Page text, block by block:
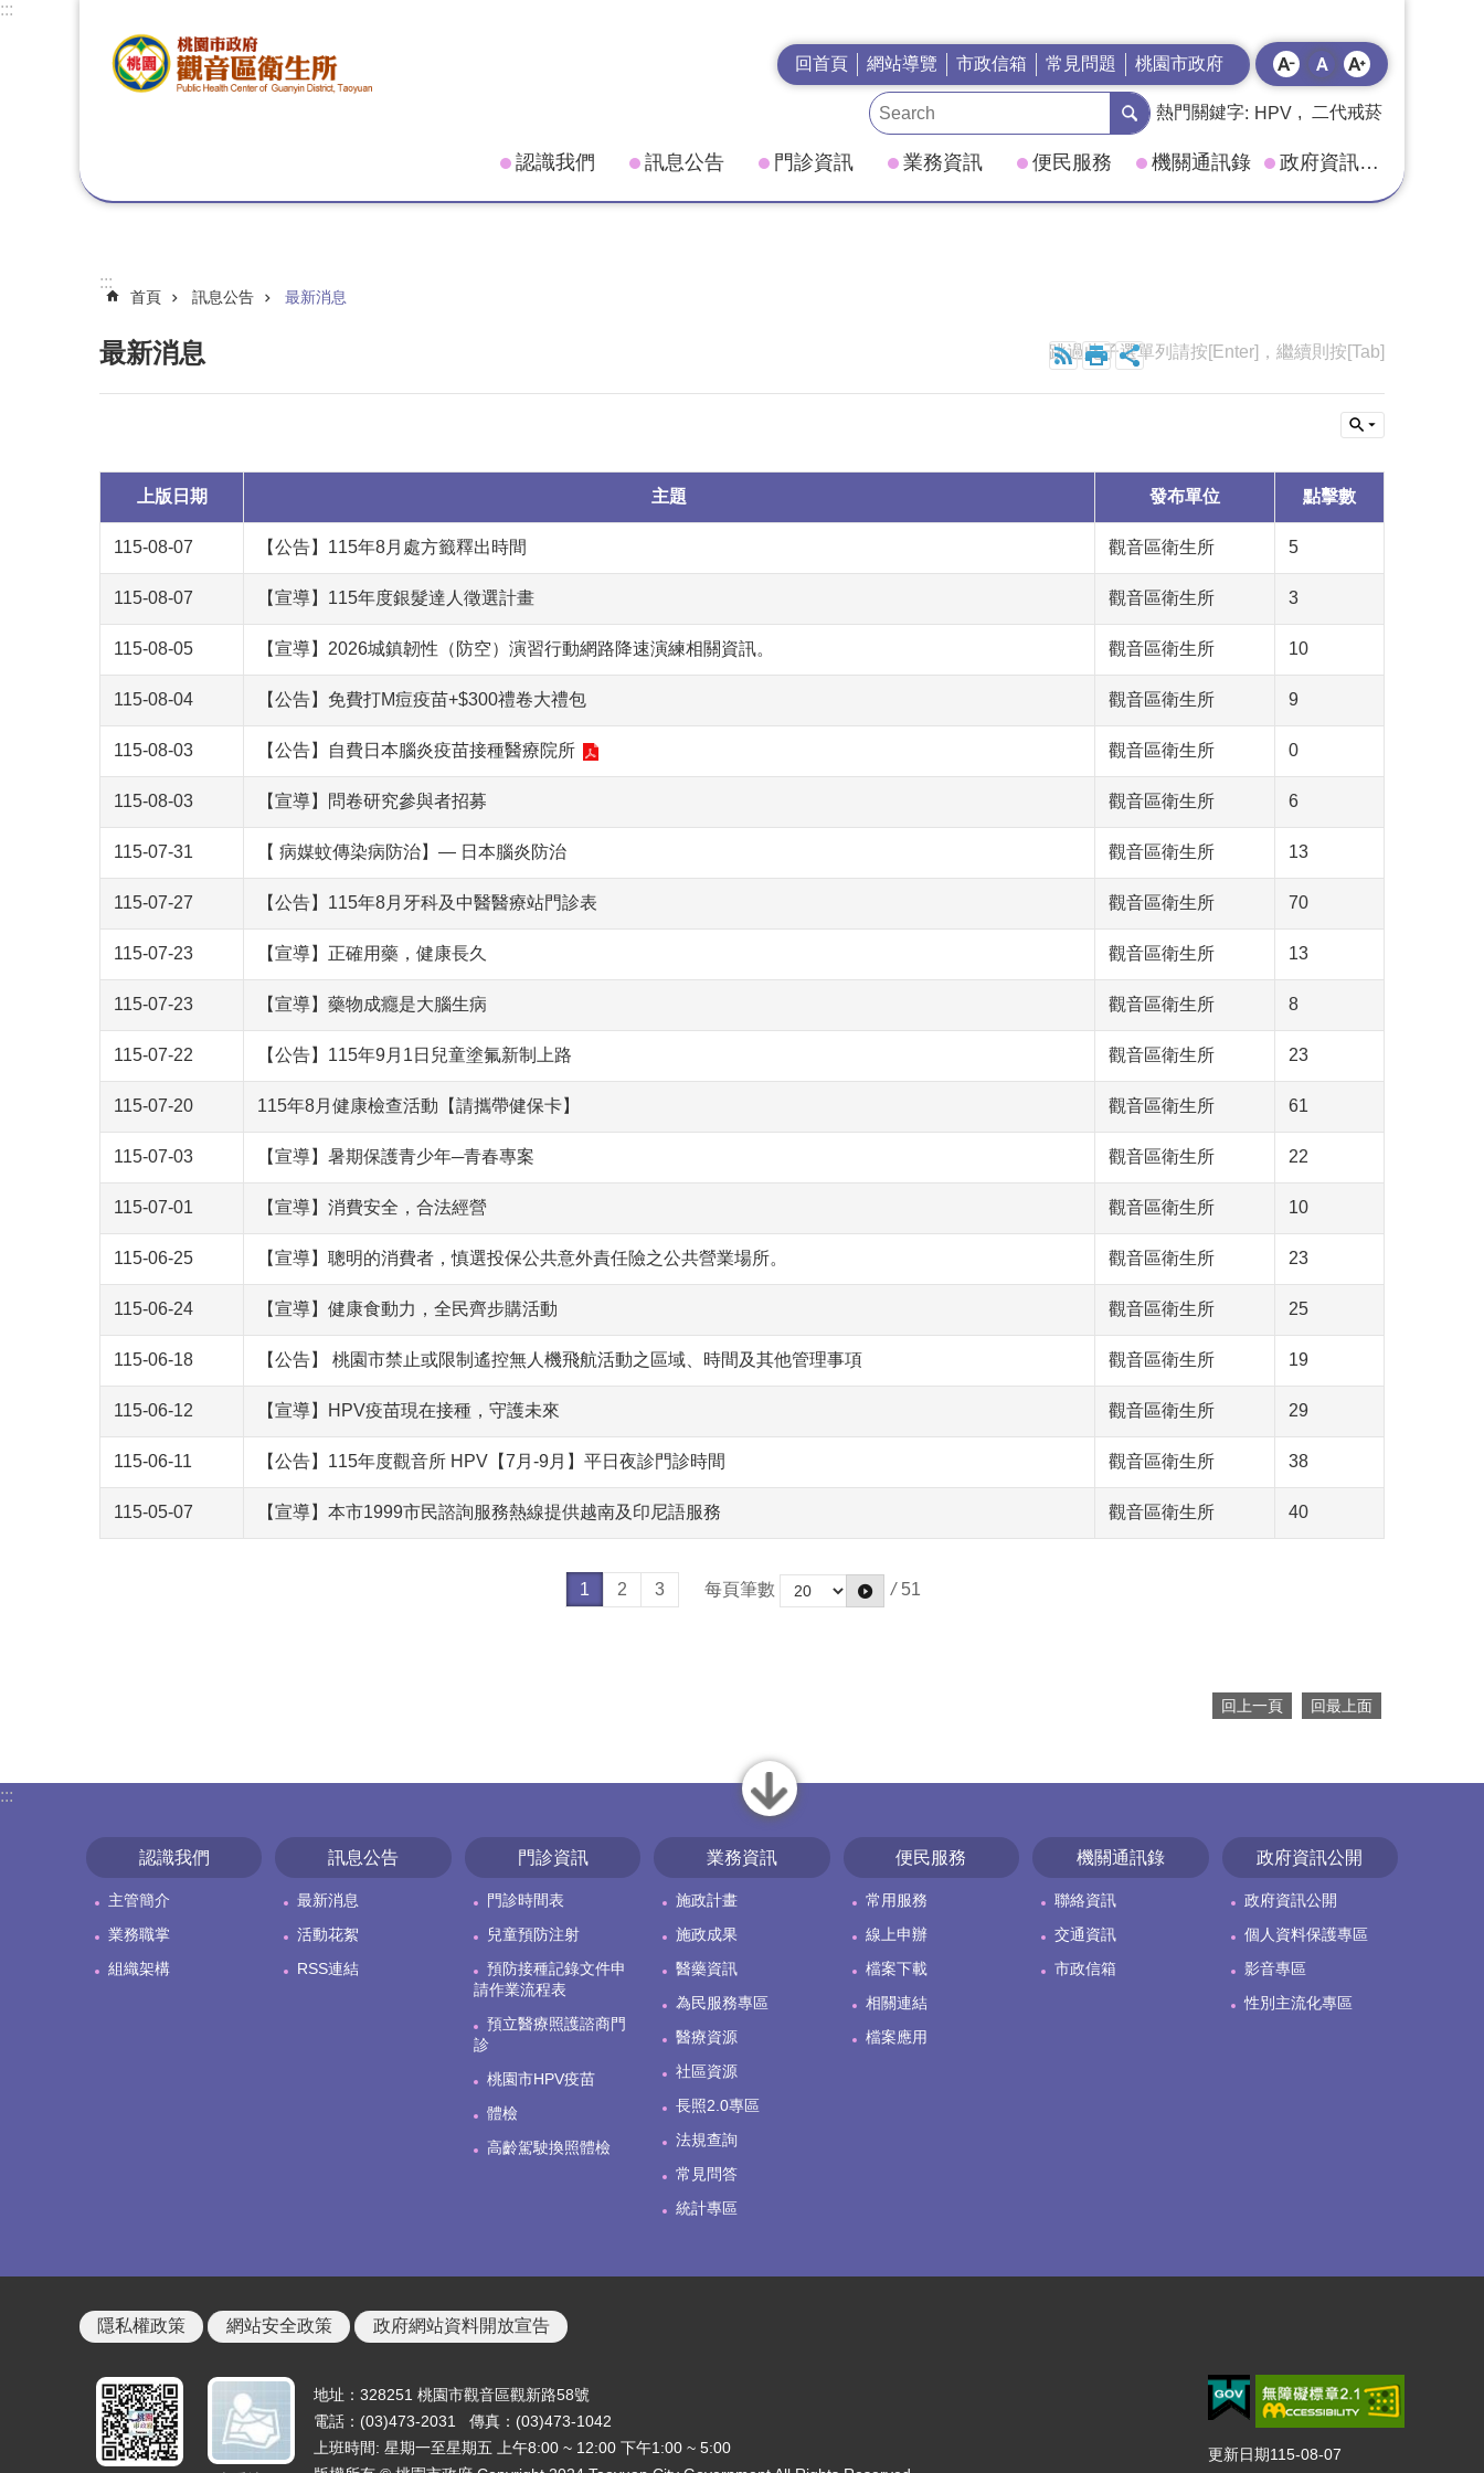
跳到主要內容區塊
:::
回首頁 網站導覽 市政信箱 常見問題 桃園市政府
熱門關鍵字 HPV 二代戒菸
認識我們 訊息公告 門診資訊 業務資訊 便民服務 機關通訊錄 政府資訊公開
:::
首頁 訊息公告 最新消息
最新消息 跳過此子選單列請按[Enter]，繼續則按[Tab]
上版日期 主題 發布單位 點擊數
115-08-07 【公告】115年8月處方籤釋出時間 觀音區衛生所 5
115-08-07 【宣導】115年度銀髮達人徵選計畫 觀音區衛生所 3
115-08-05 【宣導】2026城鎮韌性（防空）演習行動網路降速演練相關資訊。 觀音區衛生所 10
115-08-04 【公告】免費打M痘疫苗+$300禮卷大禮包 觀音區衛生所 9
115-08-03 【公告】自費日本腦炎疫苗接種醫療院所 觀音區衛生所 0
115-08-03 【宣導】問卷研究參與者招募 觀音區衛生所 6
115-07-31 【 病媒蚊傳染病防治】— 日本腦炎防治 觀音區衛生所 13
115-07-27 【公告】115年8月牙科及中醫醫療站門診表 觀音區衛生所 70
115-07-23 【宣導】正確用藥，健康長久 觀音區衛生所 13
115-07-23 【宣導】藥物成癮是大腦生病 觀音區衛生所 8
115-07-22 【公告】115年9月1日兒童塗氟新制上路 觀音區衛生所 23
115-07-20 115年8月健康檢查活動【請攜帶健保卡】 觀音區衛生所 61
115-07-03 【宣導】暑期保護青少年─青春專案 觀音區衛生所 22
115-07-01 【宣導】消費安全，合法經營 觀音區衛生所 10
115-06-25 【宣導】聰明的消費者，慎選投保公共意外責任險之公共營業場所。 觀音區衛生所 23
115-06-24 【宣導】健康食動力，全民齊步購活動 觀音區衛生所 25
115-06-18 【公告】 桃園市禁止或限制遙控無人機飛航活動之區域、時間及其他管理事項 觀音區衛生所 19
115-06-12 【宣導】HPV疫苗現在接種，守護未來 觀音區衛生所 29
115-06-11 【公告】115年度觀音所 HPV【7月-9月】平日夜診門診時間 觀音區衛生所 38
115-05-07 【宣導】本市1999市民諮詢服務熱線提供越南及印尼語服務 觀音區衛生所 40
1 2 3 每頁筆數 / 51
回上一頁 回最上面
close
:::
認識我們
主管簡介
業務職掌
組織架構
訊息公告
最新消息
活動花絮
RSS連結
門診資訊
門診時間表
兒童預防注射
預防接種記錄文件申
請作業流程表
預立醫療照護諮商門
診
桃園市HPV疫苗
體檢
高齡駕駛換照體檢
業務資訊
施政計畫
施政成果
醫藥資訊
為民服務專區
醫療資源
社區資源
長照2.0專區
法規查詢
常見問答
統計專區
便民服務
常用服務
線上申辦
檔案下載
相關連結
檔案應用
機關通訊錄
聯絡資訊
交通資訊
市政信箱
政府資訊公開
政府資訊公開
個人資料保護專區
影音專區
性別主流化專區
隱私權政策 網站安全政策 政府網站資料開放宣告
地址：328251 桃園市觀音區觀新路58號
電話：(03)473-2031 傳真：(03)473-1042
上班時間: 星期一至星期五 上午8:00 ~ 12:00 下午1:00 ~ 5:00
更新日期115-08-07